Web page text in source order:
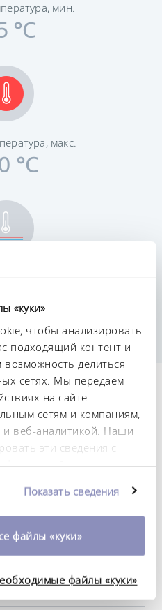
«куки»
чтобы анализировать
подходящий контент и
возможность делиться
сетях. Мы передаем
на сайте
сетям и компаниям,
веб-аналитикой. Наши
эти сведения с
а также
Вы можете
согласие в любое
об этом вы
Показать сведения
файлы «куки»
файлы «куки»
мин.
°C
макс.
°C
режима
± K
(согл.
окружающей среды